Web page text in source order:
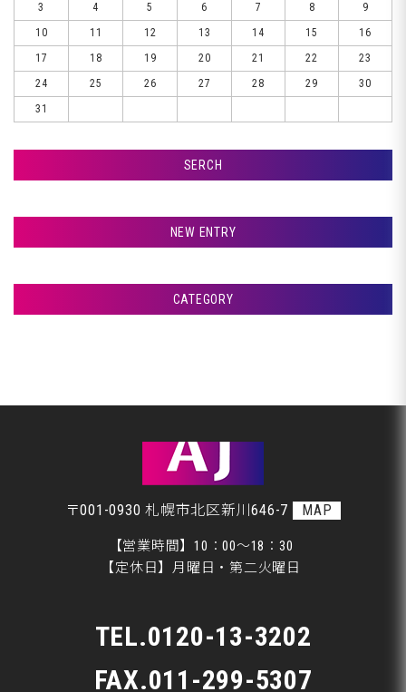
3
4 5 6 7 8
9
10
11 12 13 14 15
16
17
18 19 20 21 22
23
24
25 26 27 28 29
30
31
SERCH
NEW ENTRY
室蘭市Ｇ様ランクル、サフェーサー塗装です♪
室蘭市Ｇ様ランクル、裏面塗装です♪
CATEGORY
美装
〒001-0930 札幌市北区新川646-7 MAP
【営業時間】10：00～18：30
【定休日】月曜日・第二火曜日
TEL.0120-13-3202
FAX.011-299-5307